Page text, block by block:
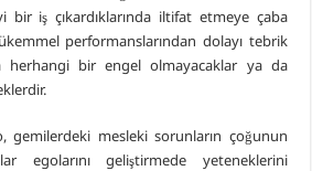
bir iş çıkardıklarında iltifat etmeye çaba
performanslarından dolayı tebrik
herhangi bir engel olmayacaklar ya da
gemilerdeki mesleki sorunların çoğunun
egolarını geliştirmede yeteneklerini